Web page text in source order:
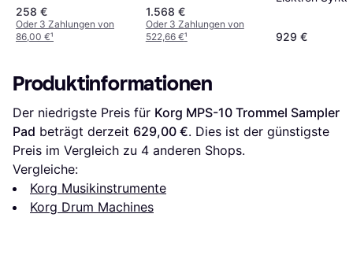
258 €
Oder 3 Zahlungen von
86,00 €¹
1.568 €
Oder 3 Zahlungen von
522,66 €¹ 929 €
Produktinformationen
Der niedrigste Preis für Korg MPS-10 Trommel Sampler
Pad beträgt derzeit 629,00 €. Dies ist der günstigste
Preis im Vergleich zu 4 anderen Shops.
Vergleiche:
Korg Musikinstrumente
Korg Drum Machines